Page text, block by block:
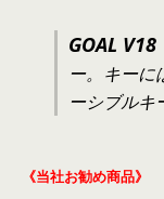
GOAL V18
ー。キーに
ーシブルキ
《当社お勧め商品》